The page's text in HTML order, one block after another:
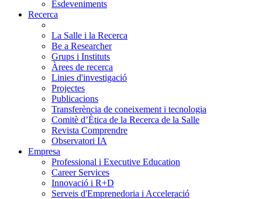
Esdeveniments
Recerca
La Salle i la Recerca
Be a Researcher
Grups i Instituts
Àrees de recerca
Linies d'investigació
Projectes
Publicacions
Transferència de coneixement i tecnologia
Comitè d’Ètica de la Recerca de la Salle
Revista Comprendre
Observatori IA
Empresa
Professional i Executive Education
Career Services
Innovació i R+D
Serveis d'Emprenedoria i Acceleració